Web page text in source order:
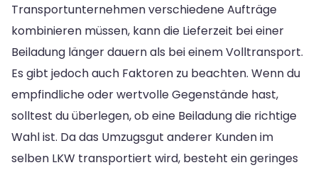
Transportunternehmen verschiedene Aufträge
kombinieren müssen, kann die Lieferzeit bei einer
Beiladung länger dauern als bei einem Volltransport.
Es gibt jedoch auch Faktoren zu beachten. Wenn du
empfindliche oder wertvolle Gegenstände hast,
solltest du überlegen, ob eine Beiladung die richtige
Wahl ist. Da das Umzugsgut anderer Kunden im
selben LKW transportiert wird, besteht ein geringes